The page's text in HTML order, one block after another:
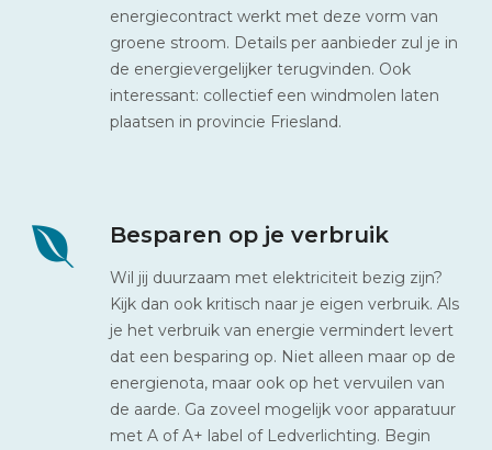
energiecontract werkt met deze vorm van
groene stroom. Details per aanbieder zul je in
de energievergelijker terugvinden. Ook
interessant: collectief een windmolen laten
plaatsen in provincie Friesland.
Besparen op je verbruik
Wil jij duurzaam met elektriciteit bezig zijn?
Kijk dan ook kritisch naar je eigen verbruik. Als
je het verbruik van energie vermindert levert
dat een besparing op. Niet alleen maar op de
energienota, maar ook op het vervuilen van
de aarde. Ga zoveel mogelijk voor apparatuur
met A of A+ label of Ledverlichting. Begin